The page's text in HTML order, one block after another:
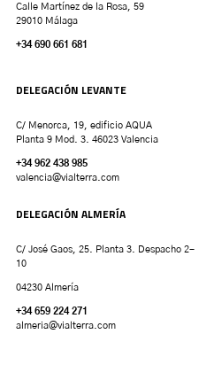
Calle Martínez de la Rosa, 59
29010 Málaga
+34 690 661 681
DELEGACIÓN LEVANTE
C/ Menorca, 19, edificio AQUA
Planta 9 Mod. 3. 46023 Valencia
+34 962 438 985
valencia@vialterra.com
DELEGACIÓN ALMERÍA
C/ José Gaos, 25. Planta 3. Despacho 2-
10
04230 Almería
+34 659 224 271
almeria@vialterra.com